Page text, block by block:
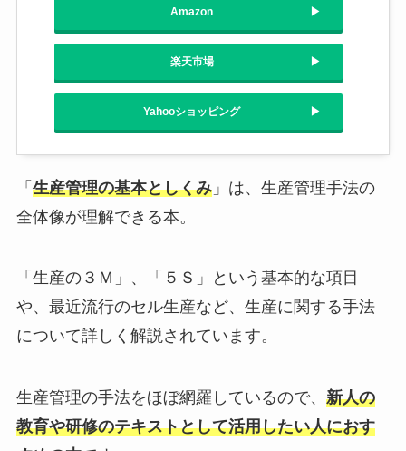
Amazon
楽天市場
Yahooショッピング
「 生産管理の基本としくみ」は、生産管理手法の
全体像が理解できる本。
「生産の３Ｍ」、「５Ｓ」という基本的な項目
や、最近流行のセル生産など、生産に関する手法
について詳しく解説されています。
生産管理の手法をほぼ網羅しているので、 新人の
教育や研修のテキストとして活用したい人におす